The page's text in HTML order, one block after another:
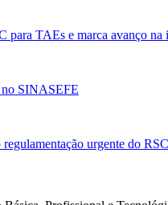
TAEs e marca avanço na
no SINASEFE
urgente do